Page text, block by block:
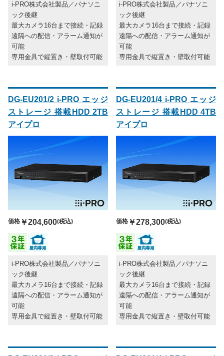
i-PRO株式会社製品／パナソニ
ック後継
最大カメラ16台まで接続・記録
遠隔への配信・アラーム通知が
可能
専用金具で縦置き・壁取付可能
i-PRO株式会社製品／パナソニ
ック後継
最大カメラ16台まで接続・記録
遠隔への配信・アラーム通知が
可能
専用金具で縦置き・壁取付可能
DG-EU201/2 i-PRO エッジ
ストレージ 搭載HDD 2TB
アイプロ
価格 ￥204,600(税込)
i-PRO株式会社製品／パナソニ
ック後継
最大カメラ16台まで接続・記録
遠隔への配信・アラーム通知が
可能
専用金具で縦置き・壁取付可能
DG-EU201/4 i-PRO エッジ
ストレージ 搭載HDD 4TB
アイプロ
価格￥278,300(税込)
i-PRO株式会社製品／パナソニ
ック後継
最大カメラ16台まで接続・記録
遠隔への配信・アラーム通知が
可能
専用金具で縦置き・壁取付可能